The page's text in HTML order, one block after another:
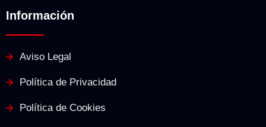
Información
Aviso Legal
Política de Privacidad
Política de Cookies